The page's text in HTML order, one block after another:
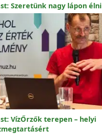
Szeretünk nagy lápon élni
VízŐrzők terepen – helyi